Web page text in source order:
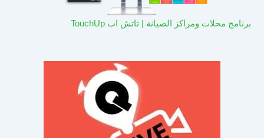
برنامج محلات ومراكز الصيانة | تاتش اب TouchUp